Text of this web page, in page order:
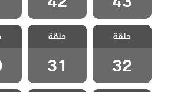
مسلسل الطبقة
المخملية مدبلج
الحلقة 32
حلقة
32
مسلسل الطبقة
المخملية مدبلج
الحلقة 31
حلقة
31
مسلسل الطبقة مسلسل الطبقة